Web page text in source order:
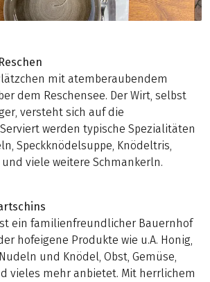
mit atemberaubendem
dem Reschensee. Der Wirt, selbst
versteht sich auf die
werden typische Spezialitäten
Speckknödelsuppe, Knödeltris,
viele weitere Schmankerln.
ein familienfreundlicher Bauernhof
hofeigene Produkte wie u.A. Honig,
und Knödel, Obst, Gemüse,
vieles mehr anbietet. Mit herrlichem